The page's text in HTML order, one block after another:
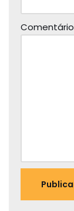
Comentário